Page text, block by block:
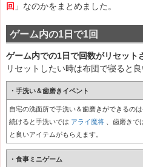
回 」なのかをまとめました。
ゲーム内の1日で1回
ゲーム内での1日で回数がリセット
リセットしたい時は布団で寝ると良
・手洗い＆歯磨きイベント
自宅の洗面所で手洗い＆歯磨きができるの
続けると手洗いでは アライ魔将 、歯磨きで
と良いアイテムがもらえます。
・食事ミニゲーム